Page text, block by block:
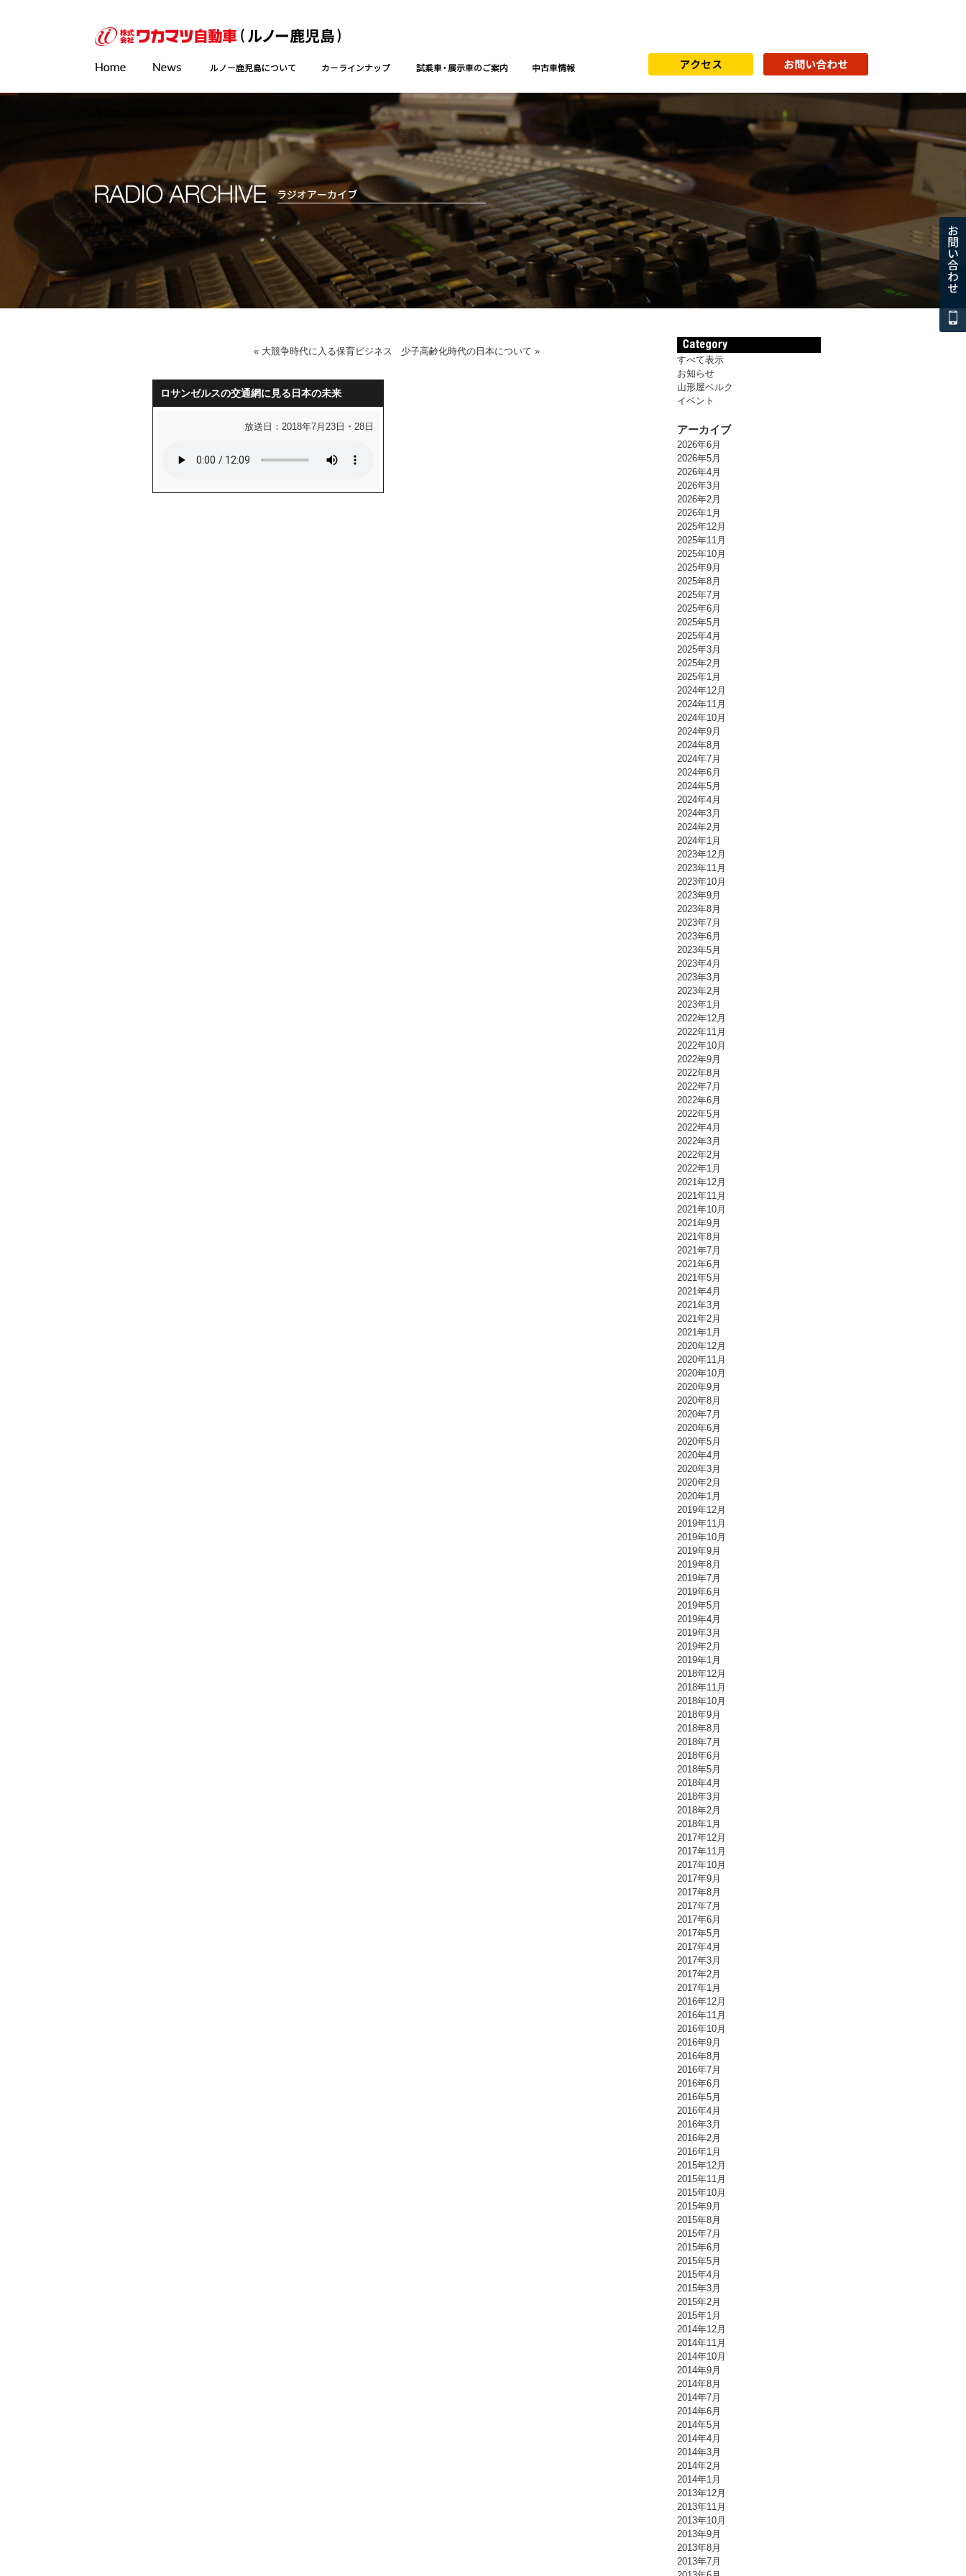
« 大競争時代に入る保育ビジネス 少子高齢化時代の日本について »
ロサンゼルスの交通網に見る日本の未来
放送日：2018年7月23日・28日
すべて表示
お知らせ
山形屋ベルク
イベント
アーカイブ
2026年6月
2026年5月
2026年4月
2026年3月
2026年2月
2026年1月
2025年12月
2025年11月
2025年10月
2025年9月
2025年8月
2025年7月
2025年6月
2025年5月
2025年4月
2025年3月
2025年2月
2025年1月
2024年12月
2024年11月
2024年10月
2024年9月
2024年8月
2024年7月
2024年6月
2024年5月
2024年4月
2024年3月
2024年2月
2024年1月
2023年12月
2023年11月
2023年10月
2023年9月
2023年8月
2023年7月
2023年6月
2023年5月
2023年4月
2023年3月
2023年2月
2023年1月
2022年12月
2022年11月
2022年10月
2022年9月
2022年8月
2022年7月
2022年6月
2022年5月
2022年4月
2022年3月
2022年2月
2022年1月
2021年12月
2021年11月
2021年10月
2021年9月
2021年8月
2021年7月
2021年6月
2021年5月
2021年4月
2021年3月
2021年2月
2021年1月
2020年12月
2020年11月
2020年10月
2020年9月
2020年8月
2020年7月
2020年6月
2020年5月
2020年4月
2020年3月
2020年2月
2020年1月
2019年12月
2019年11月
2019年10月
2019年9月
2019年8月
2019年7月
2019年6月
2019年5月
2019年4月
2019年3月
2019年2月
2019年1月
2018年12月
2018年11月
2018年10月
2018年9月
2018年8月
2018年7月
2018年6月
2018年5月
2018年4月
2018年3月
2018年2月
2018年1月
2017年12月
2017年11月
2017年10月
2017年9月
2017年8月
2017年7月
2017年6月
2017年5月
2017年4月
2017年3月
2017年2月
2017年1月
2016年12月
2016年11月
2016年10月
2016年9月
2016年8月
2016年7月
2016年6月
2016年5月
2016年4月
2016年3月
2016年2月
2016年1月
2015年12月
2015年11月
2015年10月
2015年9月
2015年8月
2015年7月
2015年6月
2015年5月
2015年4月
2015年3月
2015年2月
2015年1月
2014年12月
2014年11月
2014年10月
2014年9月
2014年8月
2014年7月
2014年6月
2014年5月
2014年4月
2014年3月
2014年2月
2014年1月
2013年12月
2013年11月
2013年10月
2013年9月
2013年8月
2013年7月